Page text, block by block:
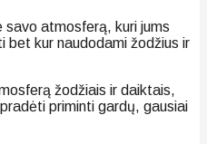
atmosferą, kuri jums
kur naudodami žodžius ir
žodžiais ir daiktais,
priminti gardų, gausiai